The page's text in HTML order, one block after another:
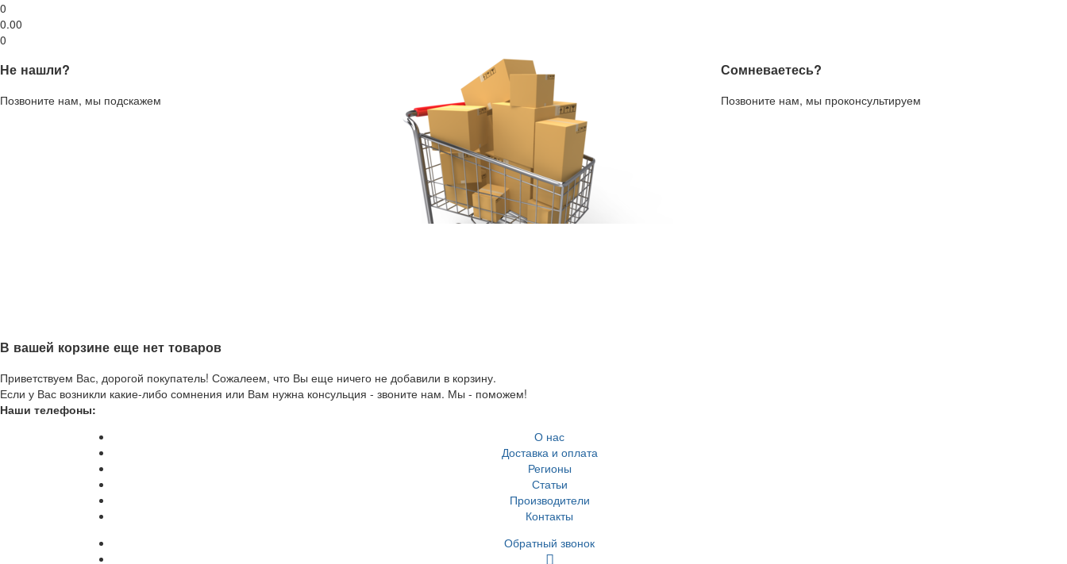
0
0.00
0
Не нашли?
Позвоните нам, мы подскажем
Сомневаетесь?
Позвоните нам, мы проконсультируем
В вашей корзине еще нет товаров
Приветствуем Вас, дорогой покупатель! Сожалеем, что Вы еще ничего не добавили в корзину.
Если у Вас возникли какие-либо сомнения или Вам нужна консульция - звоните нам. Мы - поможем!
Наши телефоны:
О нас
Доставка и оплата
Регионы
Статьи
Производители
Контакты
Обратный звонок